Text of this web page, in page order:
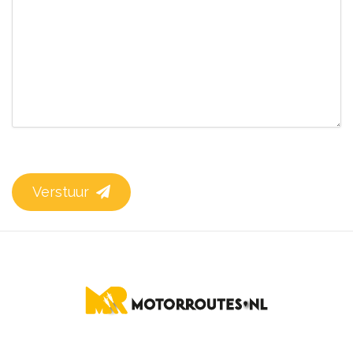
Verstuur